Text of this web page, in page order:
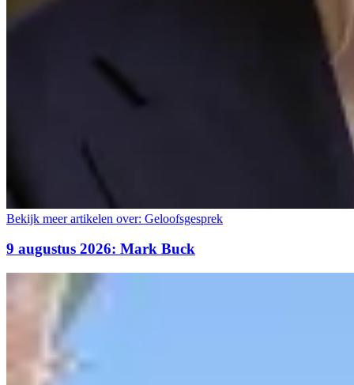
Bekijk meer artikelen over: Geloofsgesprek
9 augustus 2026: Mark Buck